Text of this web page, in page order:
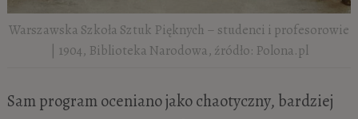
Warszawska Szkoła Sztuk Pięknych – studenci i profesorowie
| 1904, Biblioteka Narodowa, źródło: Polona.pl
Sam program oceniano jako chaotyczny, bardziej